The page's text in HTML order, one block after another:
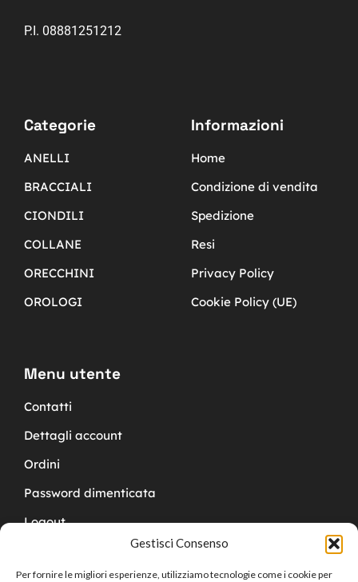
Gestisci Consenso
Per fornire le migliori esperienze, utilizziamo tecnologie come i cookie per
P.I. 08881251212
Categorie
ANELLI
BRACCIALI
CIONDILI
COLLANE
ORECCHINI
OROLOGI
Informazioni
Home
Condizione di vendita
Spedizione
Resi
Privacy Policy
Cookie Policy (UE)
Menu utente
Contatti
Dettagli account
Ordini
Password dimenticata
Logout